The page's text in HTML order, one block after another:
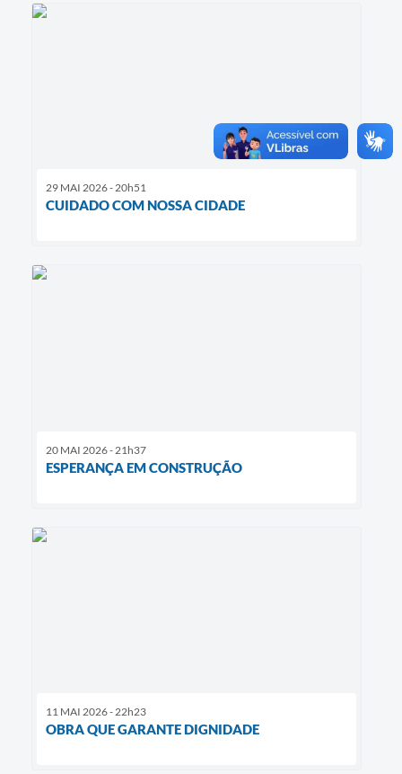
29 MAI 2026 - 20h51
CUIDADO COM NOSSA CIDADE
20 MAI 2026 - 21h37
ESPERANÇA EM CONSTRUÇÃO
11 MAI 2026 - 22h23
OBRA QUE GARANTE DIGNIDADE